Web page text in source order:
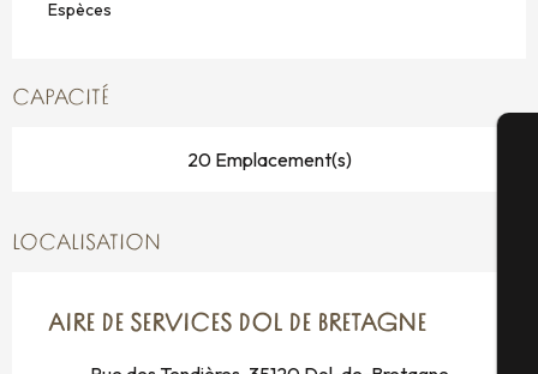
Espèces
CAPACITÉ
20 Emplacement(s)
LOCALISATION
AIRE DE SERVICES DOL DE BRETAGNE